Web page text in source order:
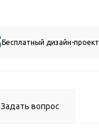
Бесплатный дизайн-проект
Задать вопрос